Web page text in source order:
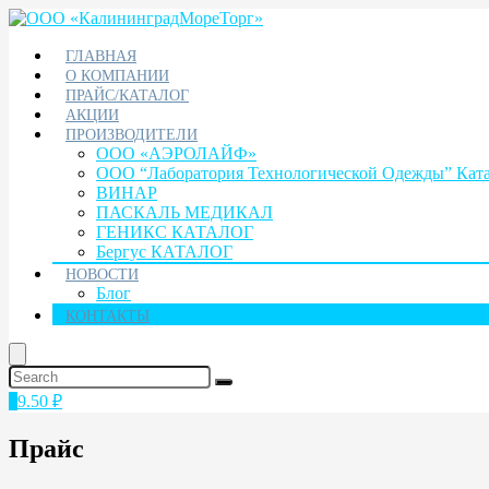
ГЛАВНАЯ
О КОМПАНИИ
ПРАЙС/КАТАЛОГ
АКЦИИ
ПРОИЗВОДИТЕЛИ
ООО «АЭРОЛАЙФ»
ООО “Лаборатория Технологической Одежды”
ВИНАР
ПАСКАЛЬ МЕДИКАЛ
ГЕНИКС КАТАЛОГ
Бергус КАТАЛОГ
НОВОСТИ
Блог
КОНТАКТЫ
9.50 ₽
Прайс